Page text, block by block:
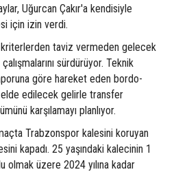
Uğurcan Çakır'a kendisiyle
için izin verdi.
taviz vermeden gelecek
sürdürüyor. Teknik
göre hareket eden bordo-
elde edilecek gelirle transfer
karşılamayı planlıyor.
Trabzonspor kalesini koruyan
kapadı. 25 yaşındaki kalecinin 1
olmak üzere 2024 yılına kadar